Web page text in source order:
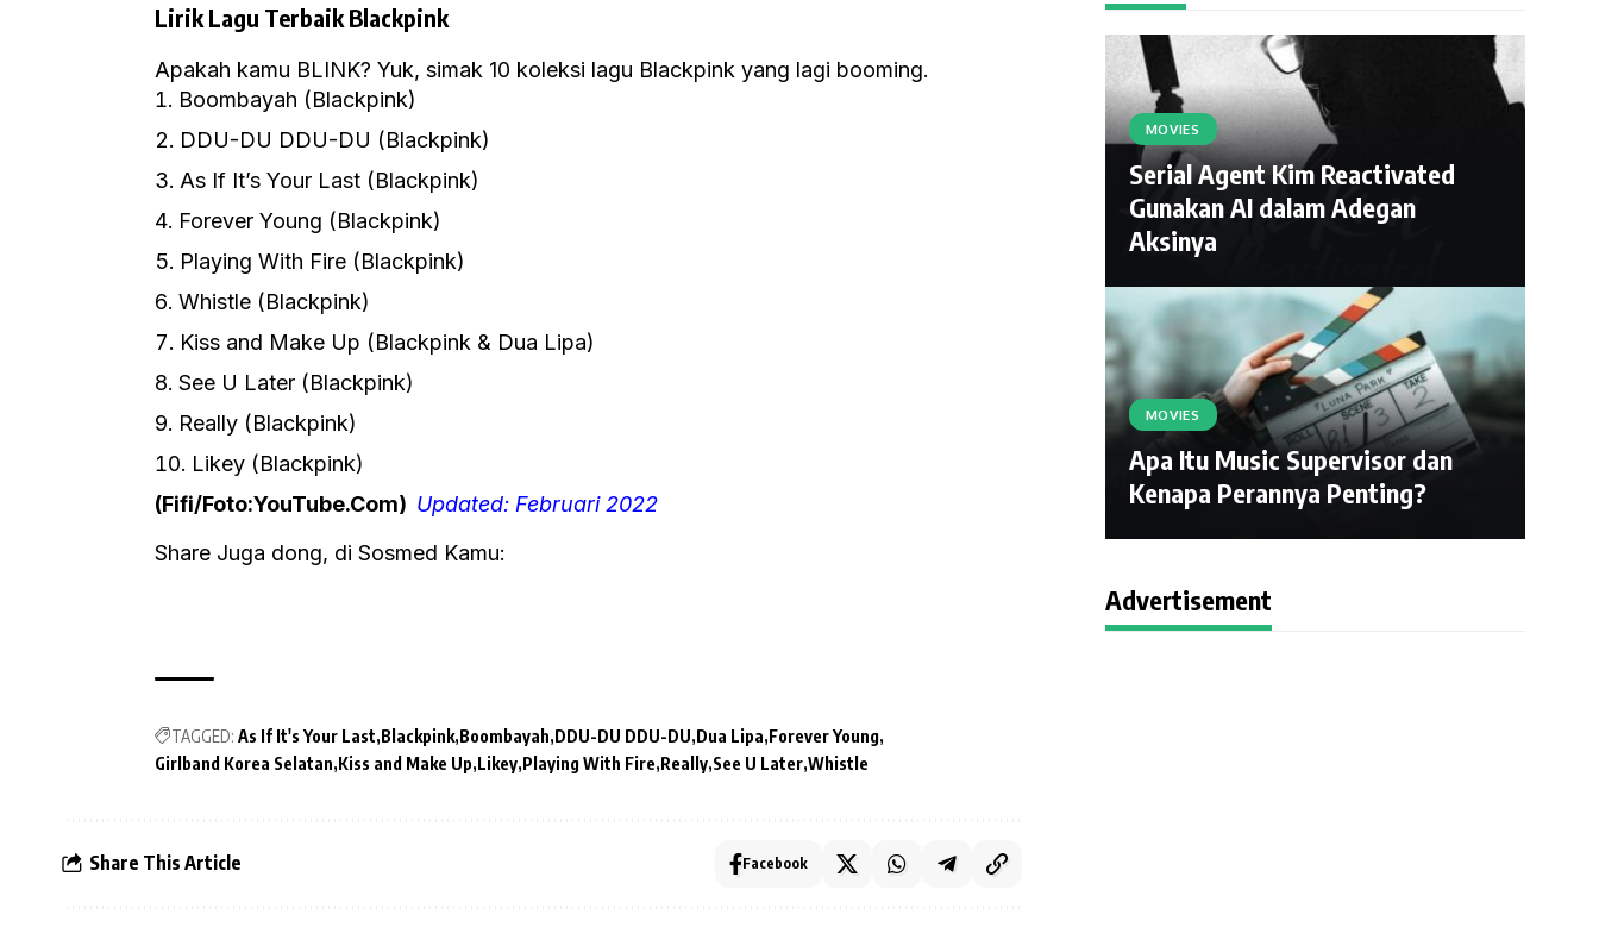
Lirik Lagu Terbaik Blackpink
Apakah kamu BLINK? Yuk, simak 10 koleksi lagu Blackpink yang lagi booming.
Boombayah (Blackpink)
DDU-DU DDU-DU (Blackpink)
As If It’s Your Last (Blackpink)
Forever Young (Blackpink)
Playing With Fire (Blackpink)
Whistle (Blackpink)
Kiss and Make Up (Blackpink & Dua Lipa)
See U Later (Blackpink)
Really (Blackpink)
Likey (Blackpink)
(Fifi/Foto:YouTube.Com) Updated: Februari 2022
Share Juga dong, di Sosmed Kamu:
TAGGED: As If It's Your Last Blackpink Boombayah DDU-DU DDU-DU Dua Lipa Forever Young
Girlband Korea Selatan Kiss and Make Up Likey Playing With Fire Really See U Later Whistle
Share This Article Facebook
MOVIES
Serial Agent Kim Reactivated
Gunakan AI dalam Adegan
Aksinya
MOVIES
Apa Itu Music Supervisor dan
Kenapa Perannya Penting?
Advertisement